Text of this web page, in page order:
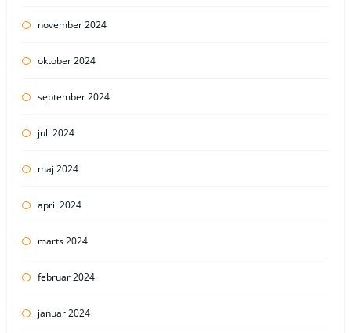
november 2024
oktober 2024
september 2024
juli 2024
maj 2024
april 2024
marts 2024
februar 2024
januar 2024